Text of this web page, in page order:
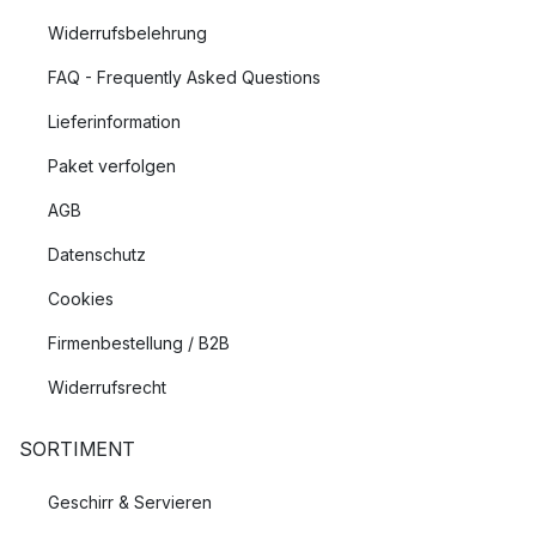
Widerrufsbelehrung
FAQ - Frequently Asked Questions
Lieferinformation
Paket verfolgen
AGB
Datenschutz
Cookies
Firmenbestellung / B2B
Widerrufsrecht
SORTIMENT
Geschirr & Servieren